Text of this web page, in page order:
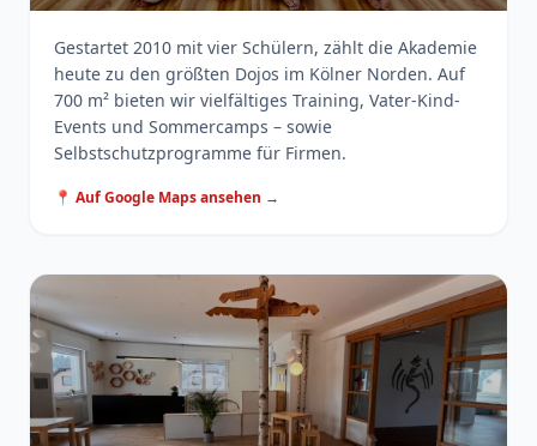
Gestartet 2010 mit vier Schülern, zählt die Akademie
heute zu den größten Dojos im Kölner Norden. Auf
700 m² bieten wir vielfältiges Training, Vater-Kind-
Events und Sommercamps – sowie
Selbstschutzprogramme für Firmen.
📍 Auf Google Maps ansehen →